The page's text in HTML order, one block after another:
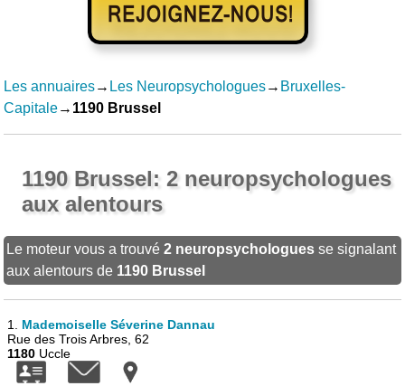
Les annuaires→ Les Neuropsychologues→ Bruxelles-
Capitale→ 1190 Brussel
1190 Brussel: 2 neuropsychologues
aux alentours
Le moteur vous a trouvé2 neuropsychologues se signalant
aux alentours de 1190 Brussel
1. Mademoiselle Séverine Dannau
Rue des Trois Arbres, 62
1180 Uccle